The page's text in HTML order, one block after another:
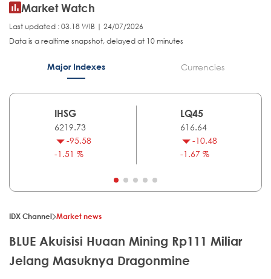
Market Watch
Last updated : 03.18 WIB | 24/07/2026
Data is a realtime snapshot, delayed at 10 minutes
Major Indexes Currencies
IHSG
6219.73
-95.58
-1.51 %
LQ45
616.64
-10.48
-1.67 %
IDX Channel Market news
BLUE Akuisisi Huaan Mining Rp111 Miliar
Jelang Masuknya Dragonmine